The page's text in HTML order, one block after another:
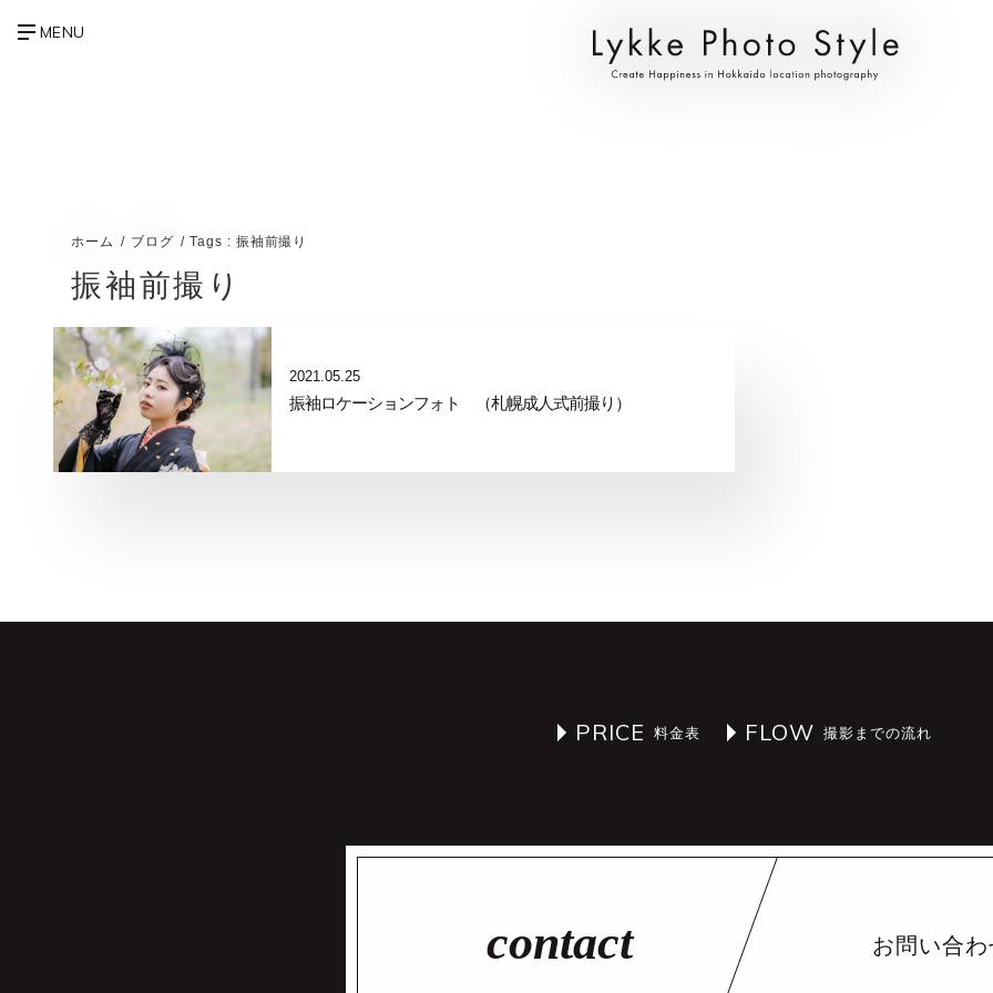
ホーム ブログ Tags : 振袖前撮り
振袖前撮り
2021.05.25
振袖ロケーションフォト （札幌成人式前撮り）
PRICE FLOW
お問い合